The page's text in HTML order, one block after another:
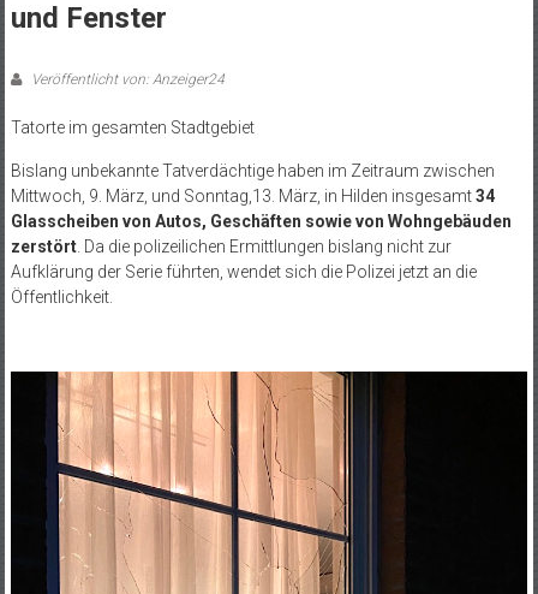
und Fenster
Veröffentlicht von: Anzeiger24
Tatorte im gesamten Stadtgebiet
Bislang unbekannte Tatverdächtige haben im Zeitraum zwischen
Mittwoch, 9. März, und Sonntag,13. März, in Hilden insgesamt34
Glasscheiben von Autos, Geschäften sowie von Wohngebäuden
zerstört. Da die polizeilichen Ermittlungen bislang nicht zur
Aufklärung der Serie führten, wendet sich die Polizei jetzt an die
Öffentlichkeit.